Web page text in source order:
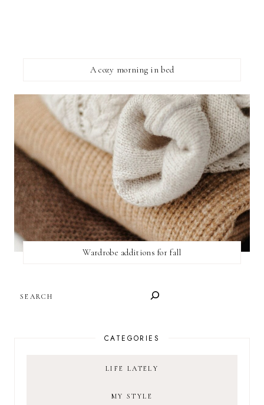
A cozy morning in bed
Wardrobe additions for fall
CATEGORIES
LIFE LATELY
MY STYLE